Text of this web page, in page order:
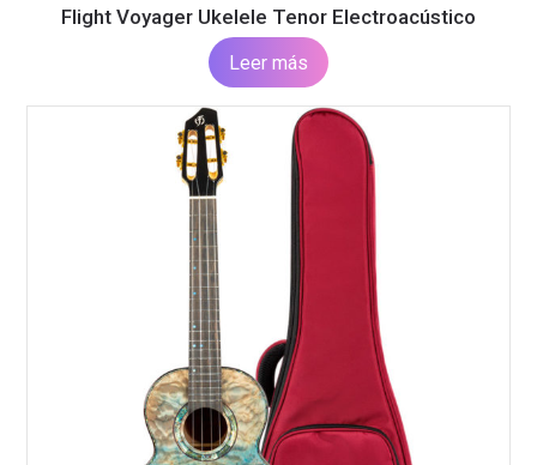
Flight Voyager Ukelele Tenor Electroacústico
Leer más